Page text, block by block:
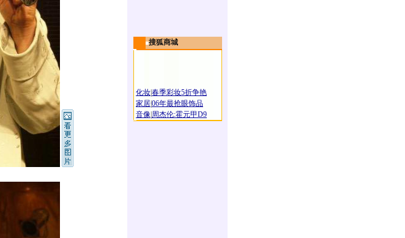
搜狐商城
化妆春季彩妆5折争艳
家居06年最抢眼饰品
音像 周杰伦:霍元甲D9